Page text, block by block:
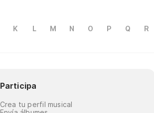
K L M N O P Q R
Participa
Crea tu perfil musical